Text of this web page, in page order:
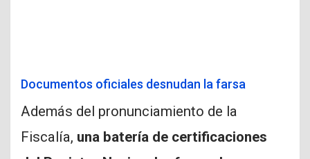
Documentos oficiales desnudan la farsa
Además del pronunciamiento de la
Fiscalía, una batería de certificaciones